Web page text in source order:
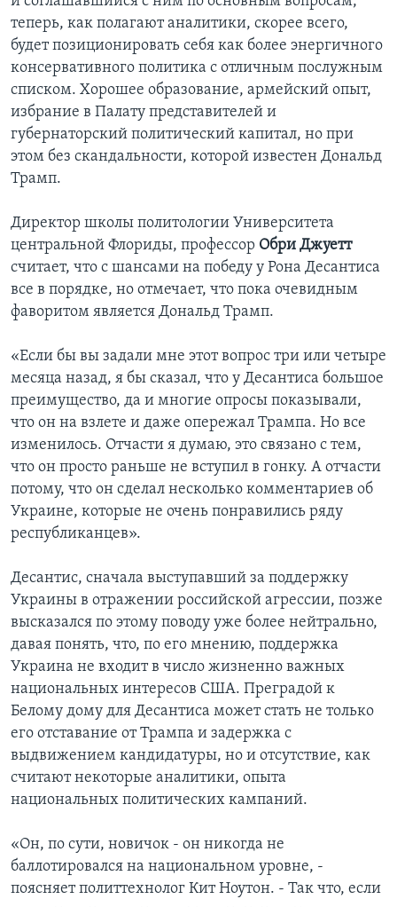
теперь, как полагают аналитики, скорее всего,
будет позиционировать себя как более энергичного
консервативного политика с отличным послужным
списком. Хорошее образование, армейский опыт,
избрание в Палату представителей и
губернаторский политический капитал, но при
этом без скандальности, которой известен Дональд
Трамп.
Директор школы политологии Университета
центральной Флориды, профессор Обри Джуетт
считает, что с шансами на победу у Рона Десантиса
все в порядке, но отмечает, что пока очевидным
фаворитом является Дональд Трамп.
«Если бы вы задали мне этот вопрос три или четыре
месяца назад, я бы сказал, что у Десантиса большое
преимущество, да и многие опросы показывали,
что он на взлете и даже опережал Трампа. Но все
изменилось. Отчасти я думаю, это связано с тем,
что он просто раньше не вступил в гонку. А отчасти
потому, что он сделал несколько комментариев об
Украине, которые не очень понравились ряду
республиканцев».
Десантис, сначала выступавший за поддержку
Украины в отражении российской агрессии, позже
высказался по этому поводу уже более нейтрально,
давая понять, что, по его мнению, поддержка
Украина не входит в число жизненно важных
национальных интересов США. Преградой к
Белому дому для Десантиса может стать не только
его отставание от Трампа и задержка с
выдвижением кандидатуры, но и отсутствие, как
считают некоторые аналитики, опыта
национальных политических кампаний.
«Он, по сути, новичок - он никогда не
баллотировался на национальном уровне, -
поясняет политтехнолог Кит Ноутон. - Так что, если